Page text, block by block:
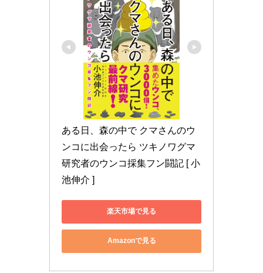
ある日、森の中で クマさんのウ
ンコに出会ったら ツキノワグマ
研究者のウンコ採集フン闘記 [ 小
池伸介 ]
楽天市場で見る
Amazonで見る